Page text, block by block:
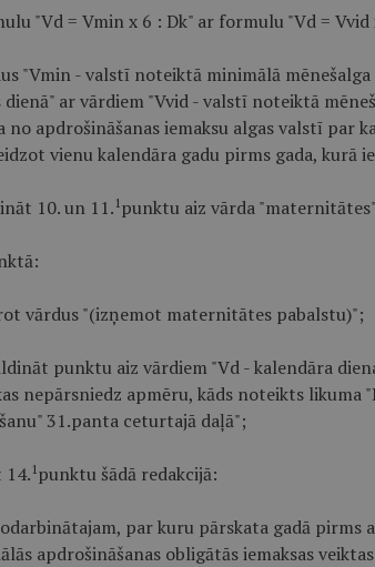
"Vd = Vmin x 6 : Dk" ar formulu "Vd = Vvid
"Vmin - valstī noteiktā minimālā
dienā" ar vārdiem "Vvid - valstī noteiktā
no apdrošināšanas iemaksu algas valstī par
vienu kalendāra gadu pirms gada, kurā
10. un 11. 1 punktu aiz vārda
vārdus "(izņemot maternitātes pabalstu)";
punktu aiz vārdiem "Vd - kalendāra
nepārsniedz apmēru, kāds noteikts likuma
31.panta ceturtajā daļā";
14. 1 punktu šādā redakcijā:
par kuru pārskata gadā pirms
apdrošināšanas obligātās iemaksas